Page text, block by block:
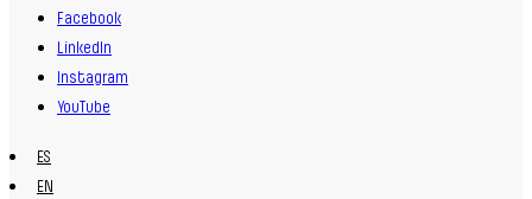
Facebook
LinkedIn
Instagram
YouTube
ES
EN